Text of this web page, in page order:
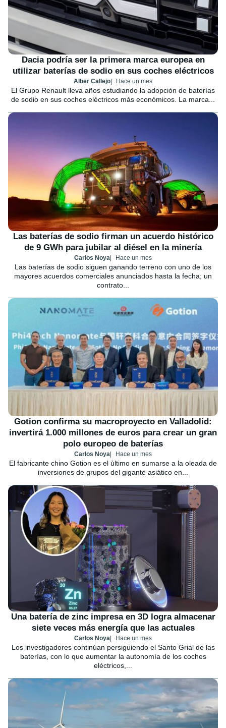
Dacia podría ser la primera marca europea en
utilizar baterías de sodio en sus coches eléctricos
Alber Callejo Hace un mes
El Grupo Renault lleva años estudiando la adopción de baterías
de sodio en sus coches eléctricos más económicos. La marca...
Las baterías de sodio firman un acuerdo histórico
de 9 GWh para jubilar al diésel en la minería
Carlos Noya Hace un mes
Las baterías de sodio siguen ganando terreno con uno de los
mayores acuerdos comerciales anunciados hasta la fecha; un
contrato...
Gotion confirma su macroproyecto en Valladolid:
invertirá 1.000 millones de euros para crear un gran
polo europeo de baterías
Carlos Noya Hace un mes
El fabricante chino Gotion es el último en sumarse a la oleada de
inversiones de grupos del gigante asiático en...
Una batería de zinc impresa en 3D logra almacenar
siete veces más energía que las actuales
Carlos Noya Hace un mes
Los investigadores continúan persiguiendo el Santo Grial de las
baterías, con lo que aumentar la autonomía de los coches
eléctricos,...